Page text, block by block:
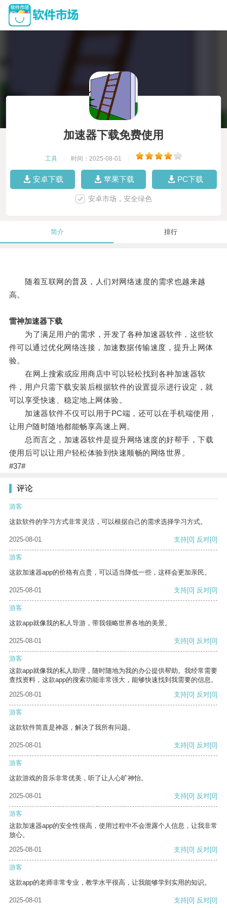
加速器下载免费使用
工具 时间：2025-08-01
安卓下载 苹果下载 PC下载
安卓市场，安全绿色
简介 排行
随着互联网的普及，人们对网络速度的需求也越来越
高。
雷神加速器下载
为了满足用户的需求，开发了各种加速器软件，这些软
件可以通过优化网络连接，加速数据传输速度，提升上网体
验。
在网上搜索或应用商店中可以轻松找到各种加速器软
件，用户只需下载安装后根据软件的设置提示进行设定，就
可以享受快速、稳定地上网体验。
加速器软件不仅可以用于PC端，还可以在手机端使用，
让用户随时随地都能畅享高速上网。
总而言之，加速器软件是提升网络速度的好帮手，下载
使用后可以让用户轻松体验到快速顺畅的网络世界。
#37#
评论
游客
这款软件的学习方式非常灵活，可以根据自己的需求选择学习方式。
2025-08-01 支持[0] 反对[0]
游客
这款加速器app的价格有点贵，可以适当降低一些，这样会更加亲民。
2025-08-01 支持[0] 反对[0]
游客
这款app就像我的私人导游，带我领略世界各地的美景。
2025-08-01 支持[0] 反对[0]
游客
这款app就像我的私人助理，随时随地为我的办公提供帮助。我经常需要
查找资料，这款app的搜索功能非常强大，能够快速找到我需要的信息。
2025-08-01
支持[0] 反对[0]
游客
这款软件简直是神器，解决了我所有问题。
2025-08-01 支持[0] 反对[0]
游客
这款游戏的音乐非常优美，听了让人心旷神怡。
2025-08-01 支持[0] 反对[0]
游客
这款加速器app的安全性很高，使用过程中不会泄露个人信息，让我非常
放心。
2025-08-01
支持[0] 反对[0]
游客
这款app的老师非常专业，教学水平很高，让我能够学到实用的知识。
2025-08-01 支持[0] 反对[0]